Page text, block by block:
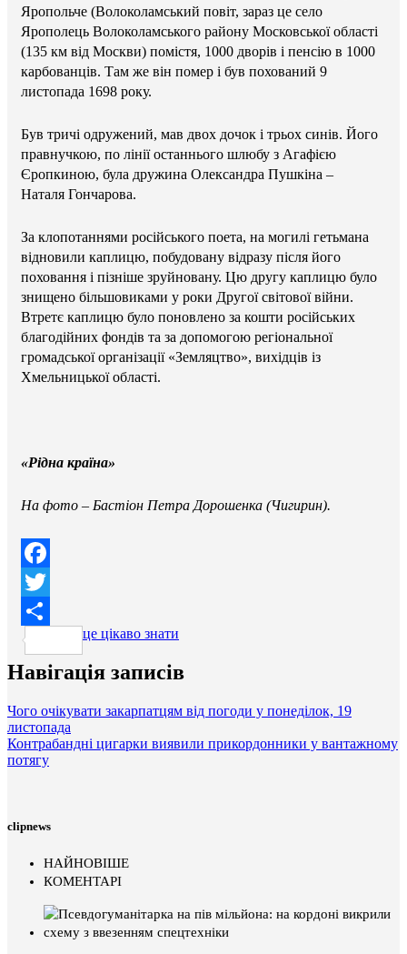
Яропольче (Волоколамський повіт, зараз це село
Ярополець Волоколамського району Московської області
(135 км від Москви) помістя, 1000 дворів і пенсію в 1000
карбованців. Там же він помер і був похований 9
листопада 1698 року.
Був тричі одружений, мав двох дочок і трьох синів. Його
правнучкою, по лінії останнього шлюбу з Агафією
Єропкиною, була дружина Олександра Пушкіна –
Наталя Гончарова.
За клопотаннями російського поета, на могилі гетьмана
відновили каплицю, побудовану відразу після його
поховання і пізніше зруйновану. Цю другу каплицю було
знищено більшовиками у роки Другої світової війни.
Втретє каплицю було поновлено за кошти російських
благодійних фондів та за допомогою регіональної
громадської організації «Земляцтво», вихідців із
Хмельницької області.
«Рідна країна»
На фото – Бастіон Петра Дорошенка (Чигирин).
Facebook
Twitter
Поділитися
це цікаво знати
Навігація записів
Чого очікувати закарпатцям від погоди у понеділок, 19
листопада
Контрабандні цигарки виявили прикордонники у вантажному
потягу
clipnews
НАЙНОВІШЕ
КОМЕНТАРІ